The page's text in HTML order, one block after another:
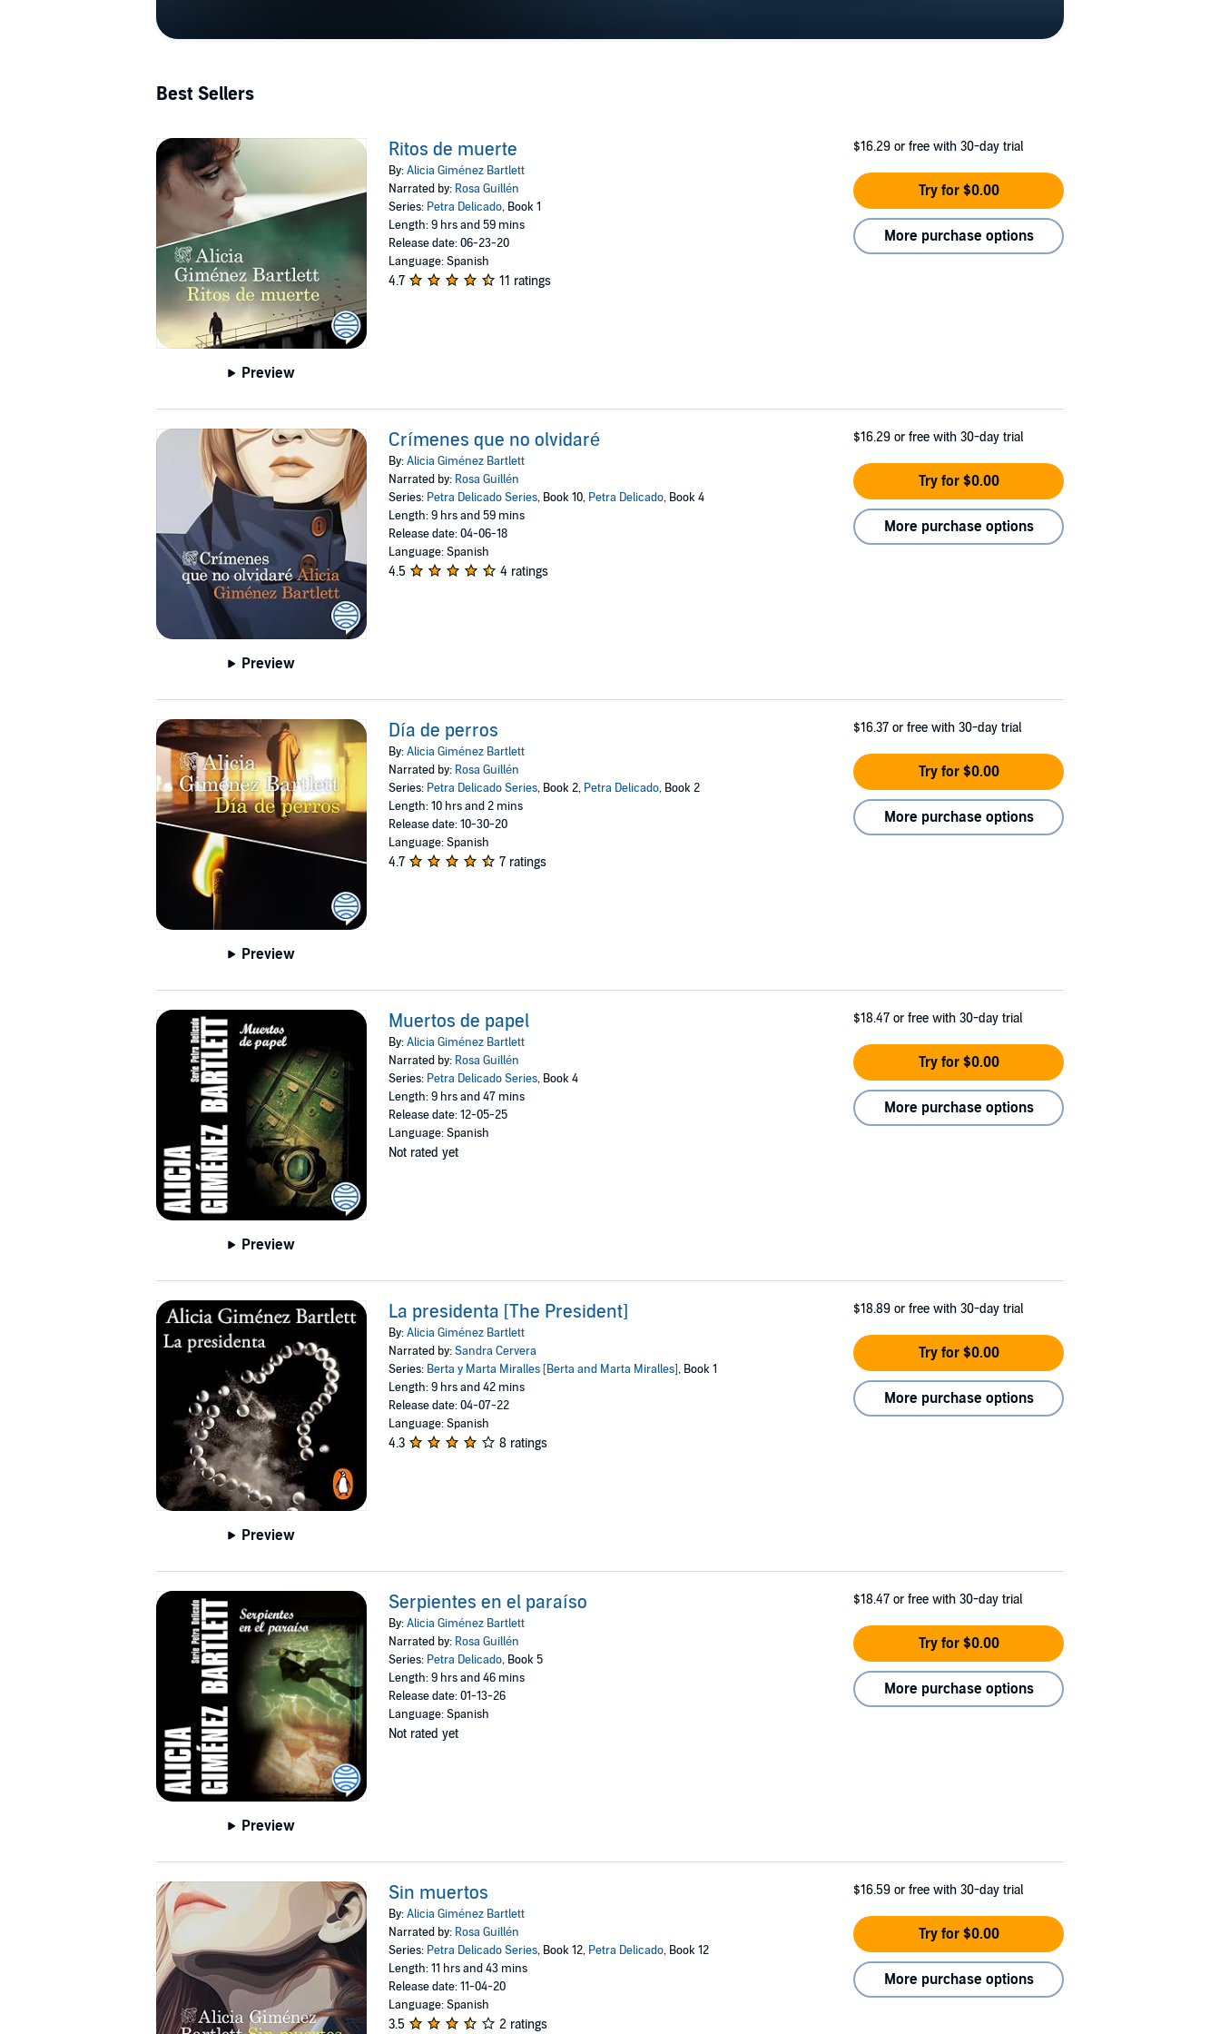
Best Sellers
Preview
Ritos de muerte
By:Alicia Giménez Bartlett
Narrated by: Rosa Guillén
Series: Petra Delicado, Book 1
Length: 9 hrs and 59 mins
Release date: 06-23-20
Language: Spanish
4.7 11 ratings
$16.29 or free with 30-day trial
Try for $0.00
More purchase options
Preview
Crímenes que no olvidaré
By:Alicia Giménez Bartlett
Narrated by: Rosa Guillén
Series: Petra Delicado Series, Book 10, Petra Delicado, Book 4
Length: 9 hrs and 59 mins
Release date: 04-06-18
Language: Spanish
4.5 4 ratings
$16.29 or free with 30-day trial
Try for $0.00
More purchase options
Preview
Día de perros
By:Alicia Giménez Bartlett
Narrated by: Rosa Guillén
Series: Petra Delicado Series, Book 2, Petra Delicado, Book 2
Length: 10 hrs and 2 mins
Release date: 10-30-20
Language: Spanish
4.7 7 ratings
$16.37 or free with 30-day trial
Try for $0.00
More purchase options
Preview
Muertos de papel
By:Alicia Giménez Bartlett
Narrated by: Rosa Guillén
Series: Petra Delicado Series, Book 4
Length: 9 hrs and 47 mins
Release date: 12-05-25
Language: Spanish
Not rated yet
$18.47 or free with 30-day trial
Try for $0.00
More purchase options
Preview
La presidenta [The President]
By:Alicia Giménez Bartlett
Narrated by:Sandra Cervera
Series: Berta y Marta Miralles [Berta and Marta Miralles], Book 1
Length: 9 hrs and 42 mins
Release date: 04-07-22
Language: Spanish
4.3 8 ratings
$18.89 or free with 30-day trial
Try for $0.00
More purchase options
Preview
Serpientes en el paraíso
By:Alicia Giménez Bartlett
Narrated by: Rosa Guillén
Series: Petra Delicado, Book 5
Length: 9 hrs and 46 mins
Release date: 01-13-26
Language: Spanish
Not rated yet
$18.47 or free with 30-day trial
Try for $0.00
More purchase options
Sin muertos
By:Alicia Giménez Bartlett
Narrated by: Rosa Guillén
Series: Petra Delicado Series, Book 12, Petra Delicado, Book 12
Length: 11 hrs and 43 mins
Release date: 11-04-20
Language: Spanish
3.5 2 ratings
$16.59 or free with 30-day trial
Try for $0.00
More purchase options